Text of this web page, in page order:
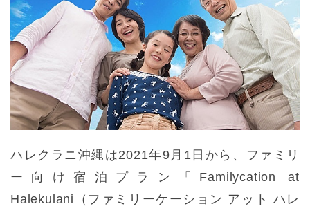
ハレクラニ沖縄は2021年9月1日から、ファミリ
ー向け宿泊プラン「Familycation at
Halekulani（ファミリーケーション アット ハレ